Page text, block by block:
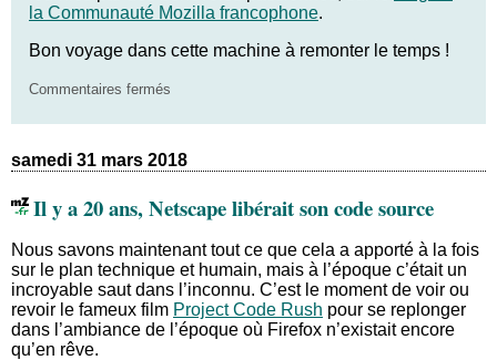
la Communauté Mozilla francophone.
Bon voyage dans cette machine à remonter le temps !
Commentaires fermés
samedi 31 mars 2018
Il y a 20 ans, Netscape libérait son code source
Nous savons maintenant tout ce que cela a apporté à la fois
sur le plan technique et humain, mais à l’époque c’était un
incroyable saut dans l’inconnu. C’est le moment de voir ou
revoir le fameux film Project Code Rush pour se replonger
dans l’ambiance de l’époque où Firefox n’existait encore
qu’en rêve.